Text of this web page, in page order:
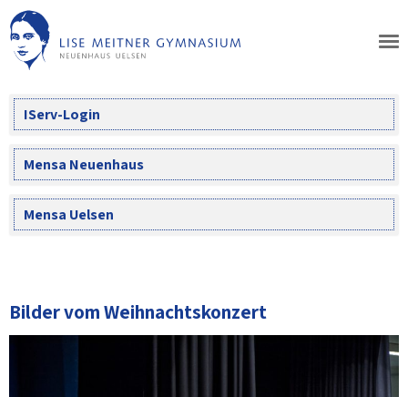
Skip
to
content
IServ-Login
Mensa Neuenhaus
Mensa Uelsen
Bilder vom Weihnachtskonzert